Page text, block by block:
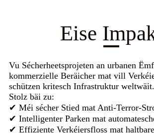
Eise
Vu Sécherheetsprojeten an urbanen
kommerzielle Beräicher mat vill
schützen kritesch Infrastruktur
Stolz bäi zu:
✔ Méi sécher Stied mat Anti-Terror-
✔ Intelligenter Parken mat
✔ Effiziente Verkéiersfloss mat